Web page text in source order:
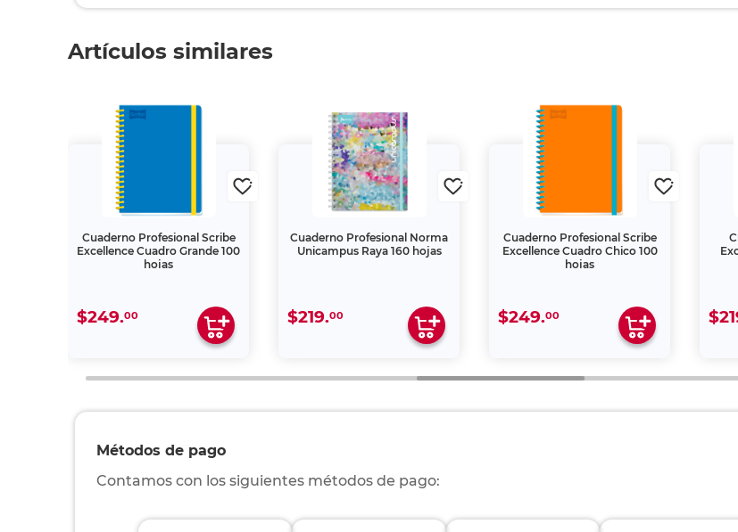
Artículos similares
Cuaderno Profesional Scribe
Excellence Cuadro Grande 100
hojas
$249.00
Cuaderno Profesional Norma
Unicampus Raya 160 hojas
$219.00
Cuaderno Profesional Scribe
Excellence Cuadro Chico 100
hojas
$249.00
Métodos de pago
Contamos con los siguientes métodos de pago: